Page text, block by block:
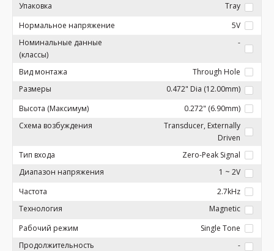
Упаковка
Tray
Нормальное напряжение
5V
Номинальные данные
(классы)
-
Вид монтажа
Through Hole
Размеры
0.472" Dia (12.00mm)
Высота (Максимум)
0.272" (6.90mm)
Схема возбуждения
Transducer, Externally
Driven
Тип входа
Zero-Peak Signal
Диапазон напряжения
1 ~ 2V
Частота
2.7kHz
Технология
Magnetic
Рабочий режим
Single Tone
Продолжительность
-